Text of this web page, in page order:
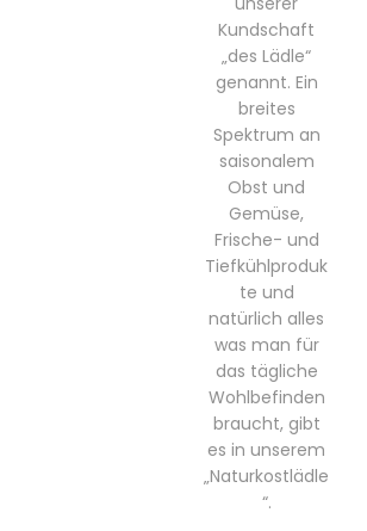
Kundschaft
„des Lädle“
genannt. Ein
breites
Spektrum an
saisonalem
Obst und
Gemüse,
Frische- und
Tiefkühlproduk
te und
natürlich alles
was man für
das tägliche
Wohlbefinden
braucht, gibt
es in unserem
„Naturkostlädle
“.